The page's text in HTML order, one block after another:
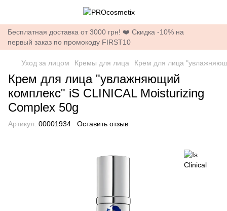
Бесплатная доставка от 3000 грн! ❤️ Скидка -10% на
первый заказ по промокоду FIRST10
Уход за лицом Кремы для лица Крем для лица
Крем для лица "увлажняющий
комплекс" iS CLINIСAL Moisturizing
Complex 50g
Артикул: 00001934 Оставить отзыв